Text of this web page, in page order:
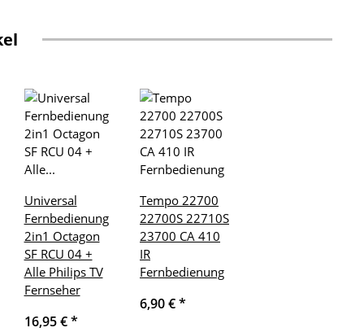
Universal
Fernbedienung
2in1 Octagon
SF RCU 04 +
Alle Philips TV
Fernseher
16,95 €*
Tempo 22700
22700S 22710S
23700 CA 410
IR
Fernbedienung
6,90 €*